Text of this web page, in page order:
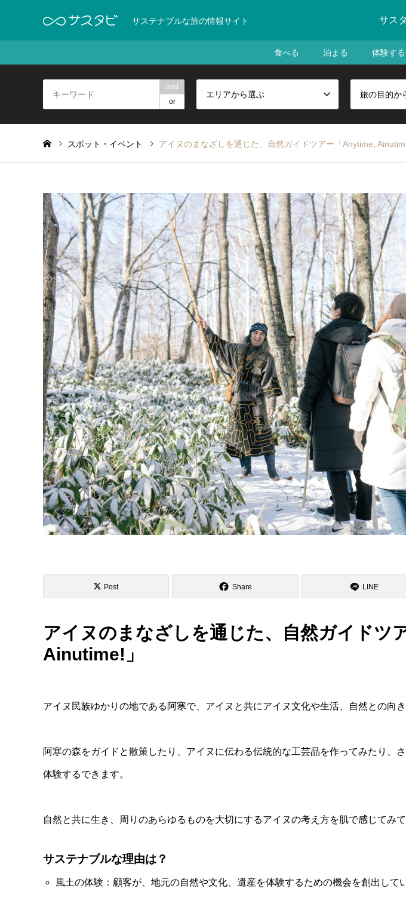
サステナブルな旅の情報サイト サス
食べる 泊まる 体験する
and
or
エリアから選ぶ 旅の目的か
スポット・イベント アイヌのまなざしを通じた、自然ガイドツアー「Anytime,
Post Share LINE
アイヌのまなざしを通じた、自然ガイドツ
Ainutime!」
アイヌ民族ゆかりの地である阿寒で、アイヌと共にアイヌ文化や生活、自然との向
阿寒の森をガイドと散策したり、アイヌに伝わる伝統的な工芸品を作ってみたり、
体験するできます。
自然と共に生き、周りのあらゆるものを大切にするアイヌの考え方を肌で感じてみて
サステナブルな理由は？
風土の体験：顧客が、地元の自然や文化、遺産を体験するための機会を創出して